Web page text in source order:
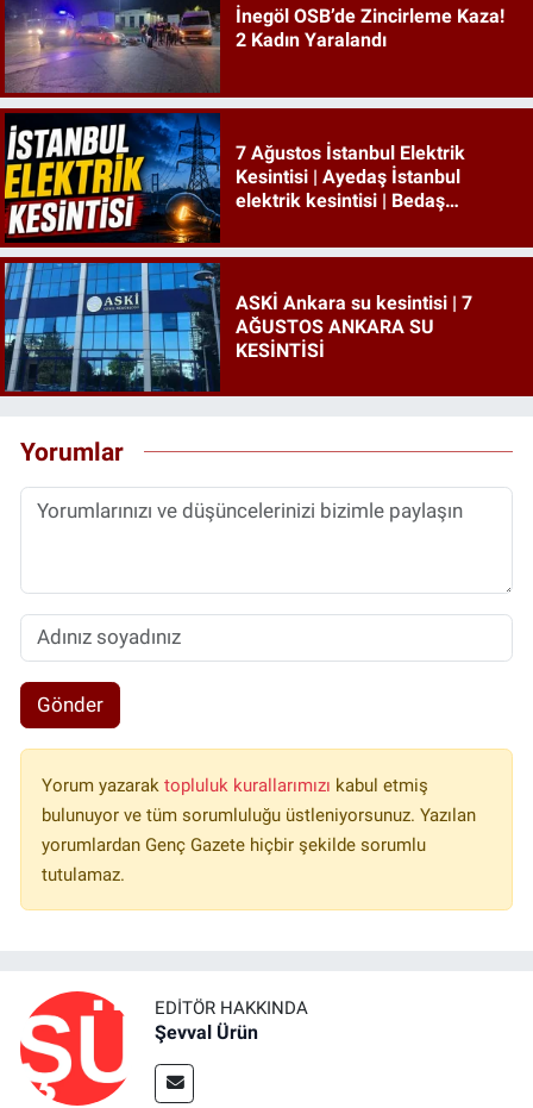
İnegöl OSB’de Zincirleme Kaza!
2 Kadın Yaralandı
7 Ağustos İstanbul Elektrik
Kesintisi | Ayedaş İstanbul
elektrik kesintisi | Bedaş
ASKİ Ankara su kesintisi | 7
AĞUSTOS ANKARA SU
KESİNTİSİ
Yorumlar
Gönder
Yorum yazarak topluluk kurallarımızı kabul etmiş
bulunuyor ve tüm sorumluluğu üstleniyorsunuz. Yazılan
yorumlardan Genç Gazete hiçbir şekilde sorumlu
tutulamaz.
EDITÖR HAKKINDA
Şevval Ürün